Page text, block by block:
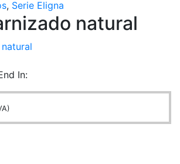
, Serie Eligna
natural
In: